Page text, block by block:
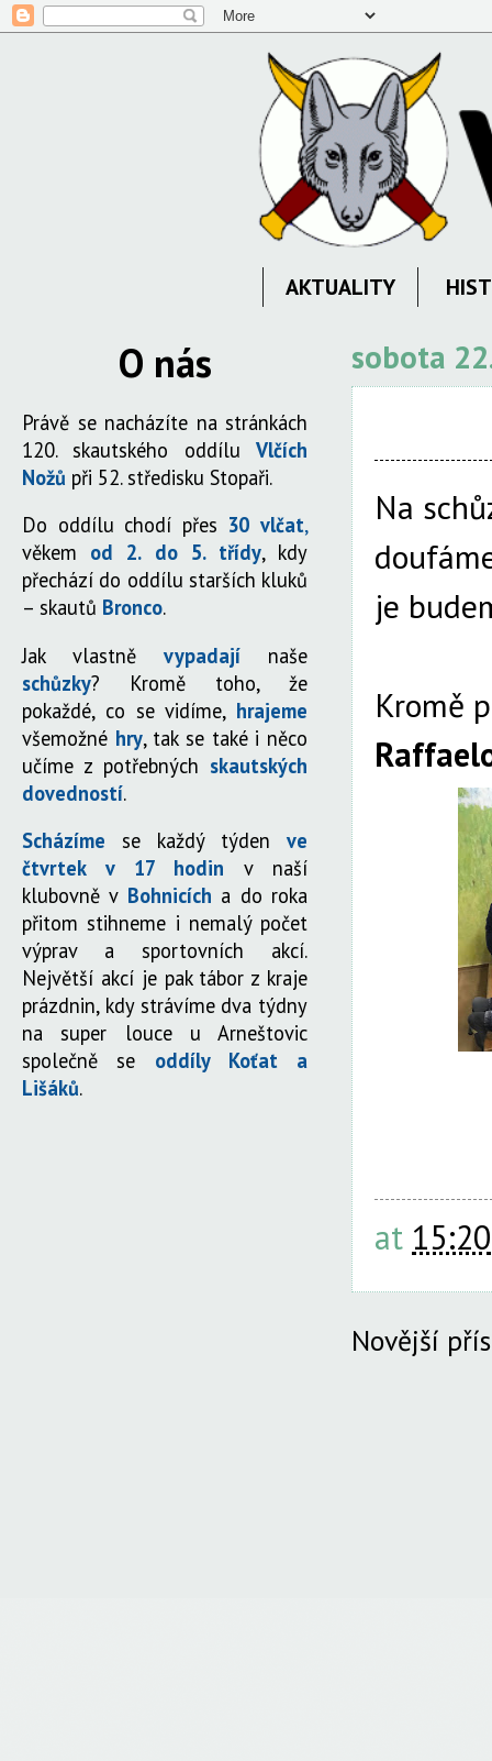
AKTUALITY
sobota
Na
je
Kromě
at 15:20
Novější
O nás
Právě se nacházíte na stránkách
120. skautského oddílu Vlčích
Nožů při 52. středisku Stopaři.
Do oddílu chodí přes 30 vlčat,
věkem od 2. do 5. třídy, kdy
přechází do oddílu starších kluků
– skautů Bronco.
Jak vlastně vypadají
naše
schůzky? Kromě toho, že
pokaždé, co se vidíme, hrajeme
všemožné hry, tak se také i něco
učíme z potřebných skautských
dovedností.
Scházíme
se každý týden ve
čtvrtek v 17 hodin v naší
klubovně v Bohnicích a do roka
přitom stihneme i nemalý počet
výprav a sportovních akcí.
Největší akcí je pak tábor z kraje
prázdnin, kdy strávíme dva týdny
na super louce u Arneštovic
společně se oddíly Koťat a
Lišáků.